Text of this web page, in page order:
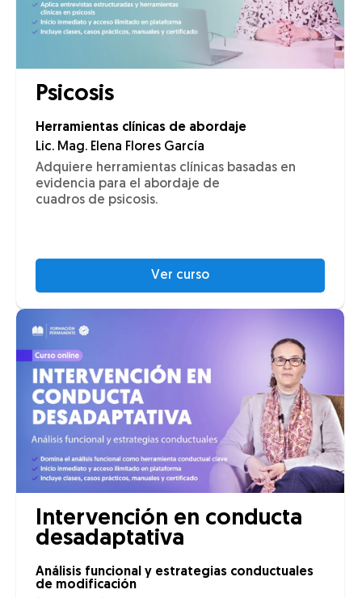
Psicosis
Herramientas clínicas de abordaje
Lic. Mag. Elena Flores García
Adquiere herramientas clínicas basadas en
evidencia para el abordaje de
cuadros de psicosis.
Ver curso
Intervención en conducta
desadaptativa
Análisis funcional y estrategias conductuales
de modificación